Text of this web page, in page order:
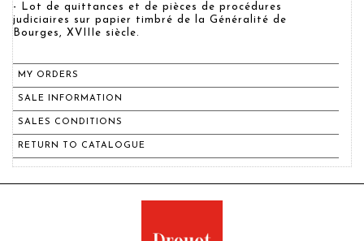
- Lot de quittances et de pièces de procédures
judiciaires sur papier timbré de la Généralité de
Bourges, XVIIIe siècle.
MY ORDERS
SALE INFORMATION
SALES CONDITIONS
RETURN TO CATALOGUE